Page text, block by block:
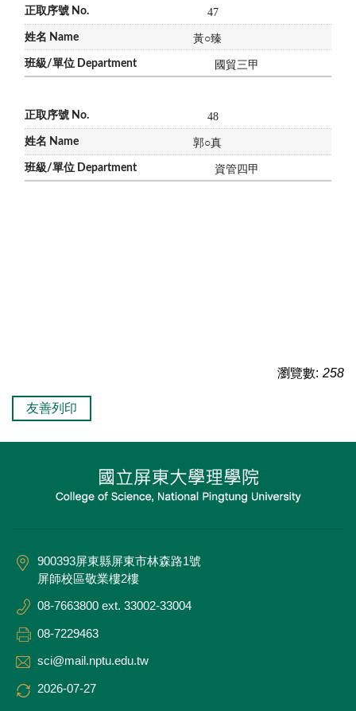
47
黃○臻
國貿三甲
48
郭○真
資管四甲
瀏覽數: 258
友善列印
900393屏東縣屏東市林森路1號
屏師校區敬業樓2樓
08-7663800 ext. 33002-33004
08-7229463
sci@mail.nptu.edu.tw
2026-07-27